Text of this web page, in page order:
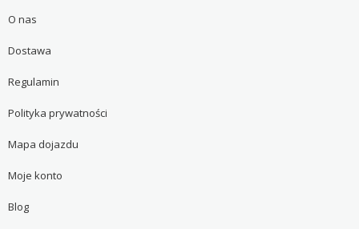
O nas
Dostawa
Regulamin
Polityka prywatności
Mapa dojazdu
Moje konto
Blog